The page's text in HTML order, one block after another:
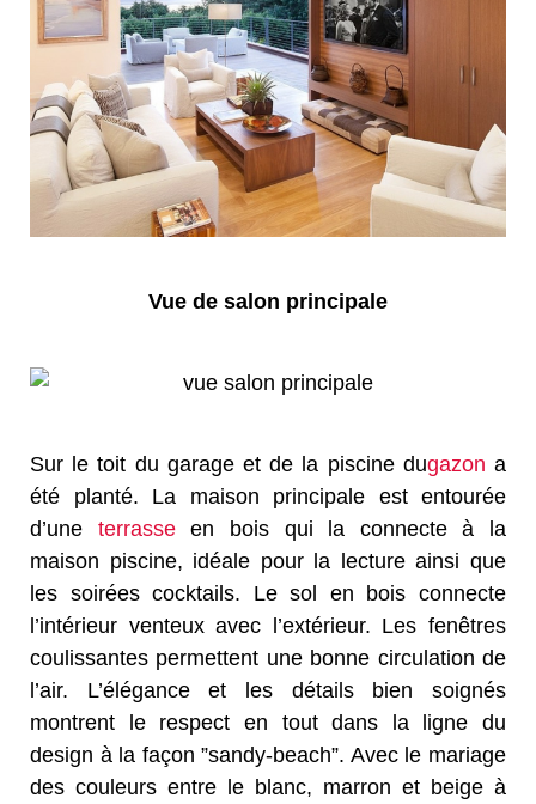
Vue de salon principale
Sur le toit du garage et de la piscine dugazon a
été planté. La maison principale est entourée
d’une terrasseen bois qui la connecte à la
maison piscine, idéale pour la lecture ainsi que
les soirées cocktails. Le sol en bois connecte
l’intérieur venteux avec l’extérieur. Les fenêtres
coulissantes permettent une bonne circulation de
l’air. L’élégance et les détails bien soignés
montrent le respect en tout dans la ligne du
design à la façon ”sandy-beach”. Avec le mariage
des couleurs entre le blanc, marron et beige à